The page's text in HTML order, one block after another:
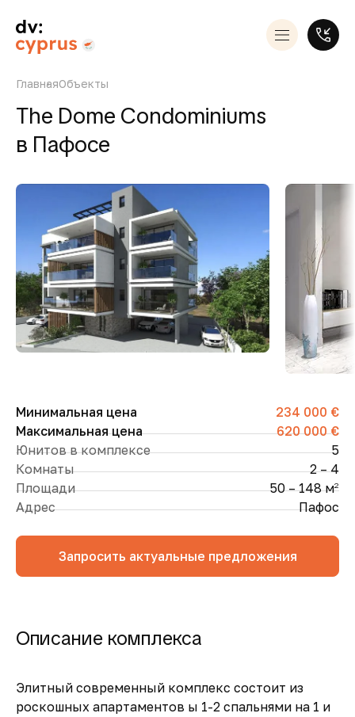
ГлавнаяОбъекты
The Dome Condominiums
в Пафосе
Минимальная цена
234 000 €
Максимальная цена
620 000 €
Юнитов в комплексе
5
Комнаты
2 – 4
Площади
50 – 148 м2
Адрес Пафос
Запросить актуальные предложения
Описание комплекса
Элитный современный комплекс состоит из
роскошных апартаментов ы 1-2 спальнями на 1 и